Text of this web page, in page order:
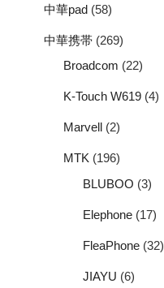
中華pad (58)
中華携帯 (269)
Broadcom (22)
K-Touch W619 (4)
Marvell (2)
MTK (196)
BLUBOO (3)
Elephone (17)
FleaPhone (32)
JIAYU (6)